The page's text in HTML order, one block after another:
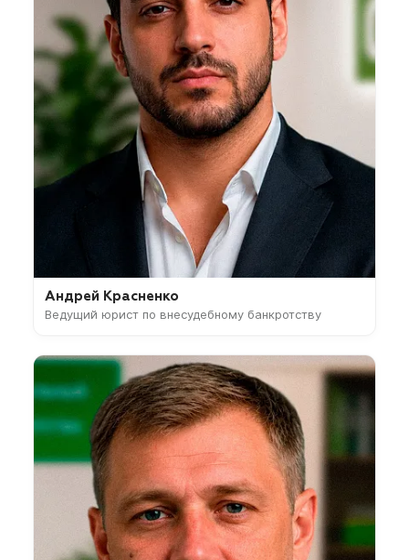
Андрей Красненко
Ведущий юрист по внесудебному банкротству